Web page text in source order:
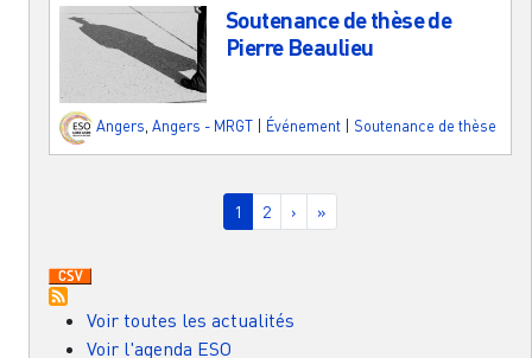
Soutenance de thèse de
Pierre Beaulieu
Angers Angers - MRGT Événement Soutenance de thèse
Page courante
1 Page
2 Page suivante
› Dernière page
»
Voir toutes les actualités
Voir l'agenda ESO